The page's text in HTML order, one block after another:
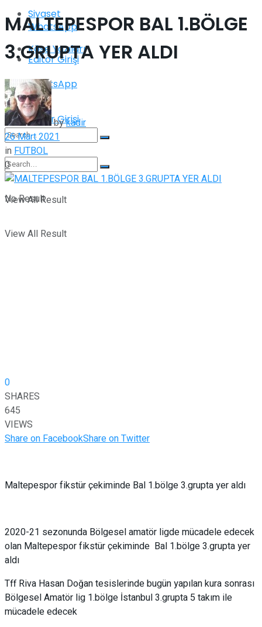
WhatsApp
Editör Girişi
No Result
View All Result
Siyaset
Köşe Yazıları
WhatsApp
Editör Girişi
No Result
View All Result
MALTEPESPOR BAL 1.BÖLGE
3.GRUPTA YER ALDI
bykadir
26 Mart 2021
inFUTBOL
0
0
SHARES
645
VIEWS
Share on FacebookShare on Twitter
Maltepespor fikstür çekiminde Bal 1.bölge 3.grupta yer aldı
2020-21 sezonunda Bölgesel amatör ligde mücadele edecek
olan Maltepespor fikstür çekiminde Bal 1.bölge 3.grupta yer
aldı
Tff Riva Hasan Doğan tesislerinde bugün yapılan kura sonrası
Bölgesel Amatör lig 1.bölge İstanbul 3.grupta 5 takım ile
mücadele edecek